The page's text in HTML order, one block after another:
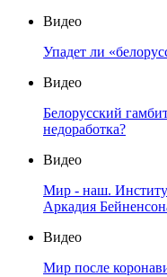
Видео
Упадет ли
Видео
Белорусский
недоработка?
Видео
Мир - наш.
Аркадия
Видео
Мир после